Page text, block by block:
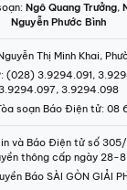
và Báo Điện tử số 305/
thông cấp ngày 28-
Báo SÀI GÒN GIẢI